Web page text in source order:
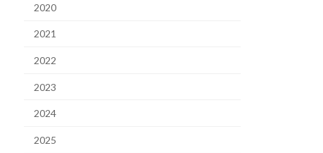
2020
2021
2022
2023
2024
2025